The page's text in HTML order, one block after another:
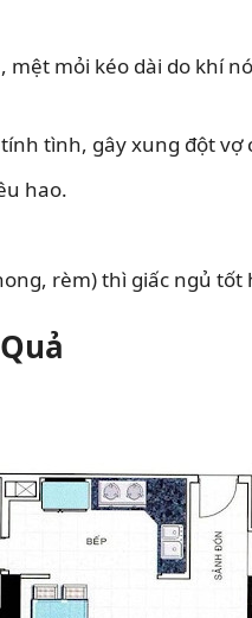
mỏi kéo dài do khí
tình, gây xung đột vợ
hao.
rèm) thì giấc ngủ tốt